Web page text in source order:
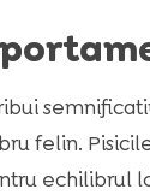
felin.
echilibrul